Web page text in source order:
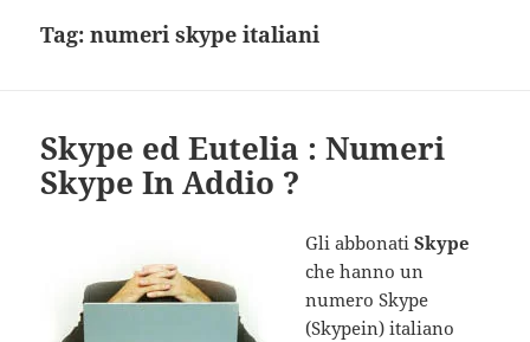
Tag:numeri skype italiani
Skype ed Eutelia : Numeri
Skype In Addio ?
Gli abbonatiSkype
che hanno un
numero Skype
(Skypein) italiano